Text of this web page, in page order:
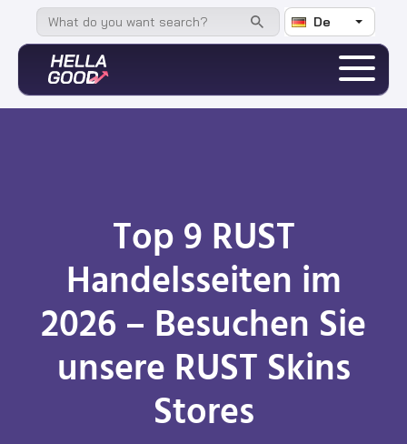
De
Top 9 RUST
Handelsseiten im
2026 – Besuchen Sie
unsere RUST Skins
Stores